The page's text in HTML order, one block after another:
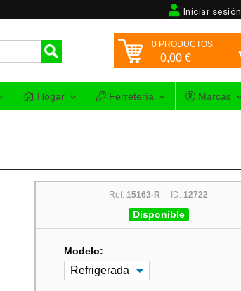
Iniciar sesión
0 PRODUCTOS
0,00 €
Hogar Ferretería Marcas
Ref:15163-R ID:12722
Disponible
Modelo: